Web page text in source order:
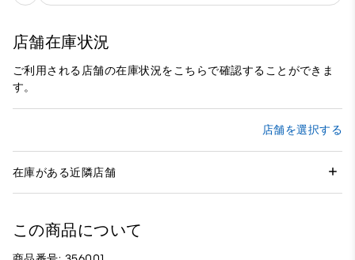
店舗在庫状況
ご利用される店舗の在庫状況をこちらで確認することができま
す。
店舗を選択する
在庫がある近隣店舗
この商品について